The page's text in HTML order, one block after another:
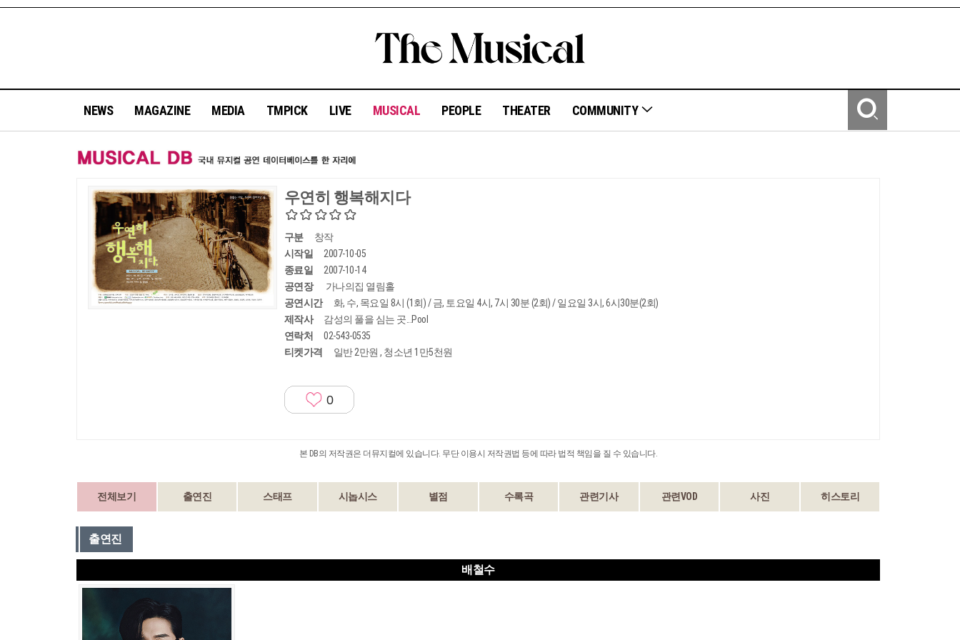
NEWS MAGAZINE MEDIA TMPICK LIVE MUSICAL PEOPLE THEATER COMMUNITY
우연히 행복해지다
구분
창작
시작일
2007-10-05
종료일
2007-10-14
공연장
가나의집 열림홀
공연시간
화, 수, 목요일 8시 (1회) / 금, 토요일 4시, 7시 30분 (2회) / 일요일 3시, 6시30분(2회)
제작사
감성의 풀을 심는 곳...Pool
연락처
02-543-0535
티켓가격
일반 2만원 , 청소년 1만5천원
0
본 DB의 저작권은 더뮤지컬에 있습니다. 무단 이용시 저작권법 등에 따라 법적 책임을 질 수 있습니다.
전체보기 출연진 스태프 시놉시스 별점 수록곡 관련기사 관련VOD 사진 히스토리
출연진
배철수